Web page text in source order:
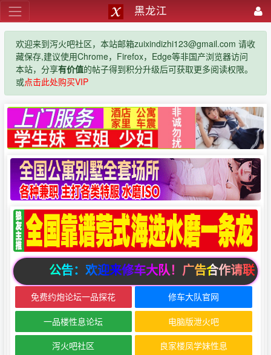
黑龙江
欢迎来到泻火吧社区，本站邮箱zuixindizhi123@gmail.com 请收
藏保存,建议使用Chrome，Firefox，Edge等非国产浏览器访问
本站，分享有价值的帖子得到积分升级后可获取更多阅读权限。
或点击此处购买VIP
公告：欢迎来修车大队！广告合作请联
免费约炮论坛一品探花 修车大队官网
一品楼性息论坛 电脑版泄火吧
泻火吧社区 良家楼凤学妹性息